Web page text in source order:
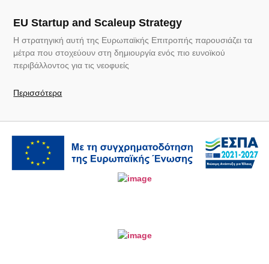
EU Startup and Scaleup Strategy
Η στρατηγική αυτή της Ευρωπαϊκής Επιτροπής παρουσιάζει τα
μέτρα που στοχεύουν στη δημιουργία ενός πιο ευνοϊκού
περιβάλλοντος για τις νεοφυείς
Περισσότερα